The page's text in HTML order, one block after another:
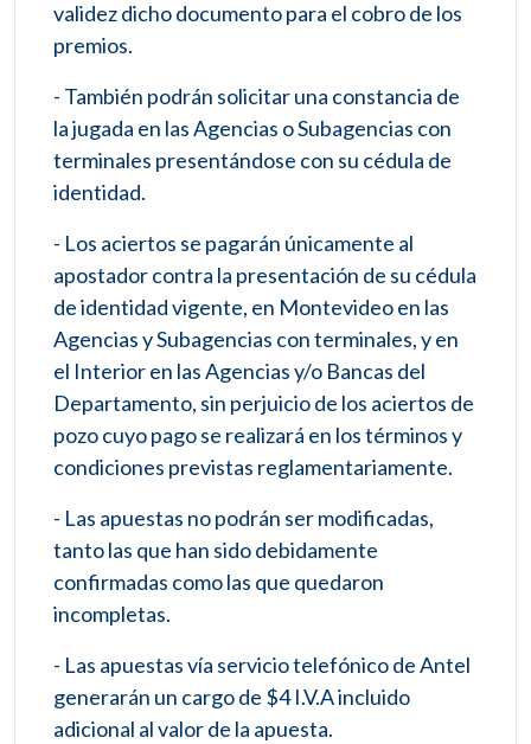
validez dicho documento para el cobro de los
premios.
- También podrán solicitar una constancia de
la jugada en las Agencias o Subagencias con
terminales presentándose con su cédula de
identidad.
- Los aciertos se pagarán únicamente al
apostador contra la presentación de su cédula
de identidad vigente, en Montevideo en las
Agencias y Subagencias con terminales, y en
el Interior en las Agencias y/o Bancas del
Departamento, sin perjuicio de los aciertos de
pozo cuyo pago se realizará en los términos y
condiciones previstas reglamentariamente.
- Las apuestas no podrán ser modificadas,
tanto las que han sido debidamente
confirmadas como las que quedaron
incompletas.
- Las apuestas vía servicio telefónico de Antel
generarán un cargo de $4 I.V.A incluido
adicional al valor de la apuesta.